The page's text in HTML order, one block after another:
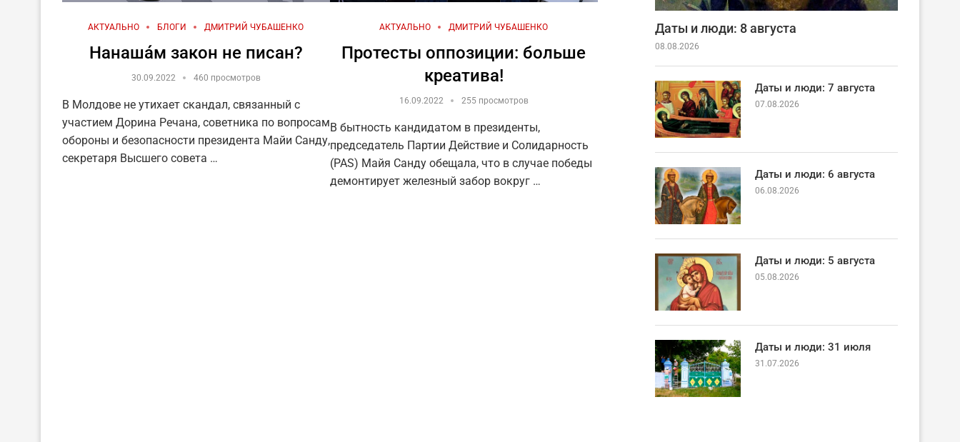
АКТУАЛЬНО БЛОГИ ДМИТРИЙ ЧУБАШЕНКО
Нанашáм закон не писан?
30.09.2022 460 просмотров
В Молдове не утихает скандал, связанный с
участием Дорина Речана, советника по вопросам
обороны и безопасности президента Майи Санду,
секретаря Высшего совета …
АКТУАЛЬНО ДМИТРИЙ ЧУБАШЕНКО
Протесты оппозиции: больше
креатива!
16.09.2022 255 просмотров
В бытность кандидатом в президенты,
председатель Партии Действие и Солидарность
(PAS) Майя Санду обещала, что в случае победы
демонтирует железный забор вокруг …
Даты и люди: 8 августа
08.08.2026
Даты и люди: 7 августа
07.08.2026
Даты и люди: 6 августа
06.08.2026
Даты и люди: 5 августа
05.08.2026
Даты и люди: 31 июля
31.07.2026